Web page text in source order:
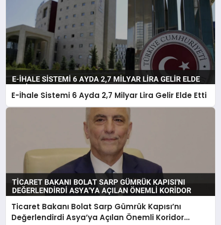
E-İhale Sistemi 6 Ayda 2,7 Milyar Lira Gelir Elde Etti
Ticaret Bakanı Bolat Sarp Gümrük Kapısı’nı
Değerlendirdi Asya’ya Açılan Önemli Koridor